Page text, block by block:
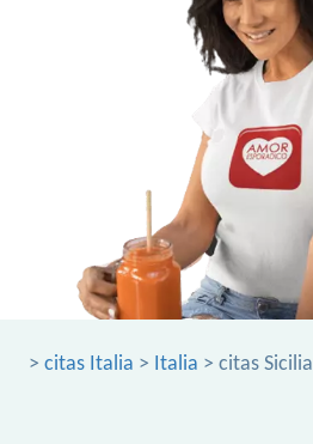
> citas Italia > Italia > citas Sicilia